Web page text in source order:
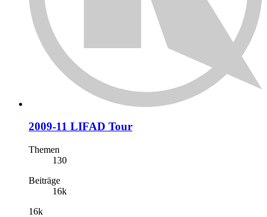
2009-11 LIFAD Tour
Themen
130
Beiträge
16k
16k